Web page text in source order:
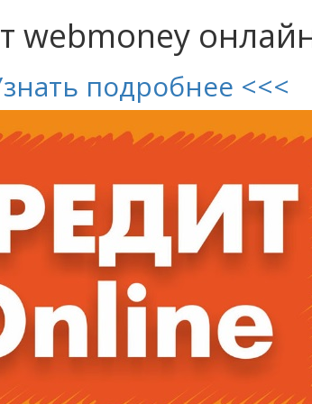
webmoney
подробнее <<<